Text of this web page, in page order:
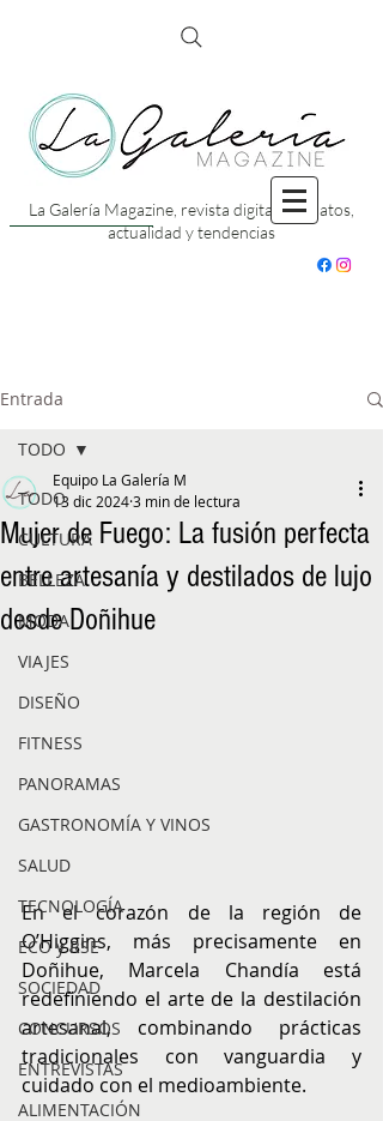
La Galería Magazine, revista digital con datos,
actualidad y tendencias
Entrada
TODO
CULTURA
BELLEZA
MODA
VIAJES
DISEÑO
FITNESS
PANORAMAS
GASTRONOMÍA Y VINOS
SALUD
TECNOLOGÍA
ECO y RSE
SOCIEDAD
CONCURSOS
ENTREVISTAS
ALIMENTACIÓN
TODO
Mujer de Fuego: La fusión perfecta
entre artesanía y destilados de lujo
desde Doñihue
Equipo La Galería M
13 dic 20243 min de lectura
En el corazón de la región de
O’Higgins, más precisamente en
Doñihue, Marcela Chandía está
redefiniendo el arte de la destilación
artesanal, combinando prácticas
tradicionales con vanguardia y
cuidado con el medioambiente.